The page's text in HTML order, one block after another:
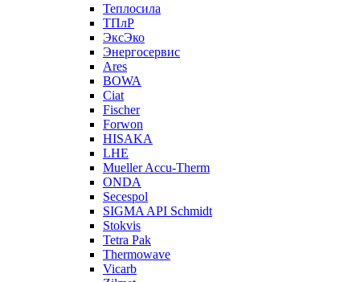
Теплосила
ТПлР
ЭксЭко
Энергосервис
Ares
BOWA
Ciat
Fischer
Forwon
HISAKA
LHE
Mueller Accu-Therm
ONDA
Secespol
SIGMA API Schmidt
Stokvis
Tetra Pak
Thermowave
Vicarb